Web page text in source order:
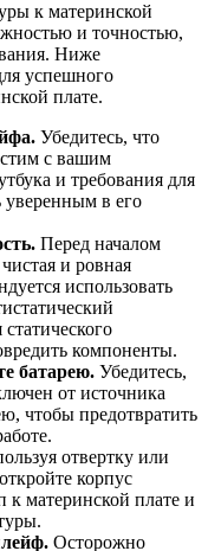
к материнской
и точностью,
Ниже
успешного
плате.
Убедитесь, что
с вашим
и требования для
в его
Перед началом
и ровная
использовать
компоненты.
батарею. Убедитесь,
от источника
чтобы предотвратить
отвертку или
корпус
к материнской плате и
Осторожно